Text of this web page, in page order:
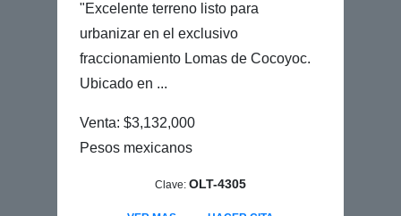
"Excelente terreno listo para
urbanizar en el exclusivo
fraccionamiento Lomas de Cocoyoc.
Ubicado en ...
Venta: $3,132,000
Pesos mexicanos
Clave: OLT-4305